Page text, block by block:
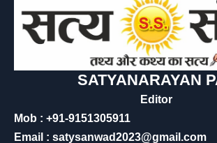
SATYANARAYAN
Editor
Mob : +91-9151305911
Email : satysanwad2023@gmail.com